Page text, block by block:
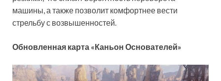
машины, а также позволит комфортнее вести
стрельбу с возвышенностей.
Обновленная карта «Каньон Основателей»